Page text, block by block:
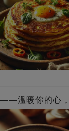
溫暖你的心